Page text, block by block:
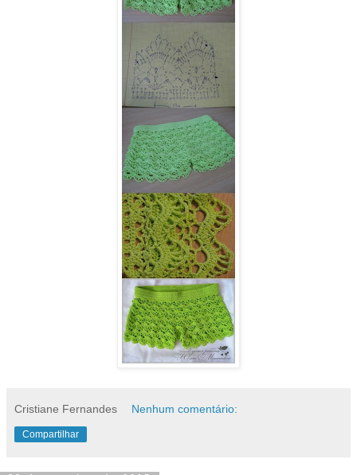
Cristiane Fernandes Nenhum comentário:
Compartilhar